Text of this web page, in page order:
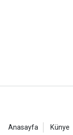
Anasayfa Künye